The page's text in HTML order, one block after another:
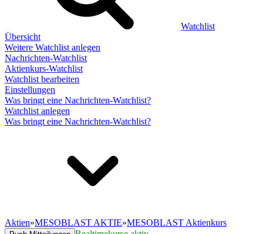
Watchlist
Übersicht
Weitere Watchlist anlegen
Nachrichten-Watchlist
Aktienkurs-Watchlist
Watchlist bearbeiten
Einstellungen
Was bringt eine Nachrichten-Watchlist?
Watchlist anlegen
Was bringt eine Nachrichten-Watchlist?
Aktien»MESOBLAST AKTIE»MESOBLAST Aktienkurs